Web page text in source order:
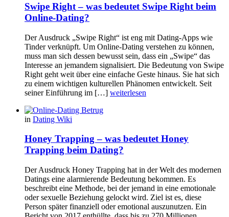
Swipe Right – was bedeutet Swipe Right beim
Online-Dating?
Der Ausdruck „Swipe Right“ ist eng mit Dating-Apps wie
Tinder verknüpft. Um Online-Dating verstehen zu können,
muss man sich dessen bewusst sein, dass ein „Swipe“ das
Interesse an jemandem signalisiert. Die Bedeutung von Swipe
Right geht weit über eine einfache Geste hinaus. Sie hat sich
zu einem wichtigen kulturellen Phänomen entwickelt. Seit
seiner Einführung im […] weiterlesen
in Dating Wiki
Honey Trapping – was bedeutet Honey
Trapping beim Dating?
Der Ausdruck Honey Trapping hat in der Welt des modernen
Datings eine alarmierende Bedeutung bekommen. Es
beschreibt eine Methode, bei der jemand in eine emotionale
oder sexuelle Beziehung gelockt wird. Ziel ist es, diese
Person später finanziell oder emotional auszunutzen. Ein